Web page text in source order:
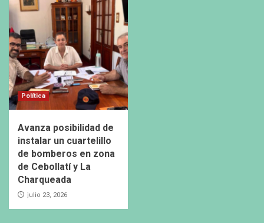
Política
Avanza posibilidad de
instalar un cuartelillo
de bomberos en zona
de Cebollatí y La
Charqueada
julio 23, 2026